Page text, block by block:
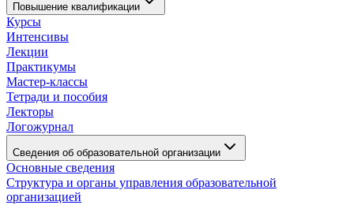
Повышение квалификации
Курсы
Интенсивы
Лекции
Практикумы
Мастер-классы
Тетради и пособия
Лекторы
Логожурнал
Сведения об образовательной организации
Основные сведения
Структура и органы управления образовательной
организацией